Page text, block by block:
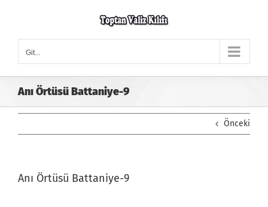
Git...
Anı Örtüsü Battaniye-9
Önceki
Anı Örtüsü Battaniye-9